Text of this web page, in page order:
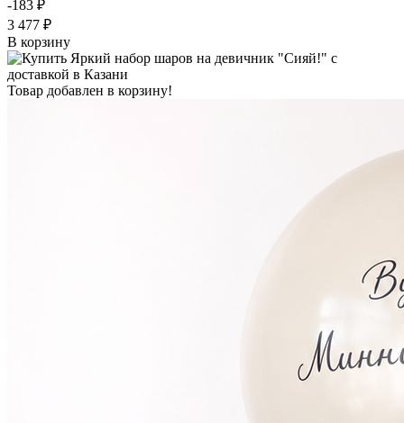
-183 ₽
3 477 ₽
В корзину
Товар добавлен в корзину!